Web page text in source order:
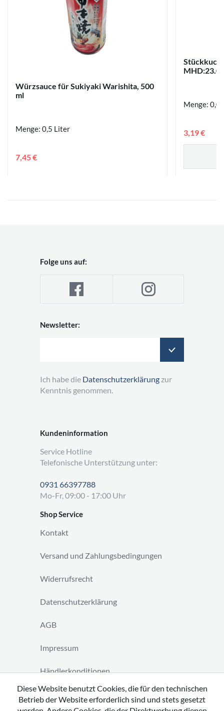
Würzsauce für Sukiyaki Warishita, 500
ml
Menge: 0,5 Liter
7,45 €
Menge:
3,19 €
Kundeninformation
Service Hotline
Telefonische Unterstützung unter:
0931 66397788
Mo-Fr, 09:00 - 17:00 Uhr
Shop Service
Kontakt
Versand und Zahlungsbedingungen
Widerrufsrecht
Datenschutzerklärung
AGB
Impressum
Händlerkonditionen
Vertrag widerrufen
Folge uns auf:
Newsletter:
Ich habe die Datenschutzerklärung zur
Kenntnis genommen.
Diese Website benutzt Cookies, die für den technischen
Betrieb der Website erforderlich sind und stets gesetzt